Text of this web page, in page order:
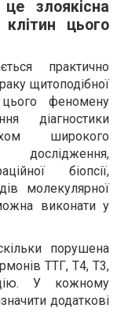
злоякісна
цього
практично
щитоподібної
феномену
діагностики
широкого
дослідження,
біопсії,
молекулярної
виконати у
порушена
ТТГ, Т4, Т3,
У кожному
додаткові